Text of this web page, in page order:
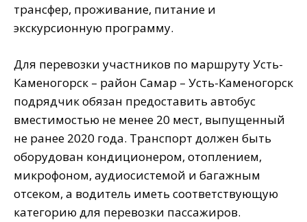
трансфер, проживание, питание и
экскурсионную программу.
Для перевозки участников по маршруту Усть-
Каменогорск – район Самар – Усть-Каменогорск
подрядчик обязан предоставить автобус
вместимостью не менее 20 мест, выпущенный
не ранее 2020 года. Транспорт должен быть
оборудован кондиционером, отоплением,
микрофоном, аудиосистемой и багажным
отсеком, а водитель иметь соответствующую
категорию для перевозки пассажиров.